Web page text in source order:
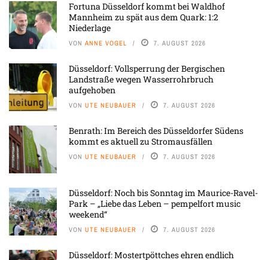
Fortuna Düsseldorf kommt bei Waldhof
Mannheim zu spät aus dem Quark: 1:2
Niederlage
VON ANNE VOGEL 7. AUGUST 2026
Düsseldorf: Vollsperrung der Bergischen
Landstraße wegen Wasserrohrbruch
aufgehoben
VON UTE NEUBAUER 7. AUGUST 2026
Benrath: Im Bereich des Düsseldorfer Südens
kommt es aktuell zu Stromausfällen
VON UTE NEUBAUER 7. AUGUST 2026
Düsseldorf: Noch bis Sonntag im Maurice-Ravel-
Park – „Liebe das Leben – pempelfort music
weekend“
VON UTE NEUBAUER 7. AUGUST 2026
Düsseldorf: Mostertpöttches ehren endlich